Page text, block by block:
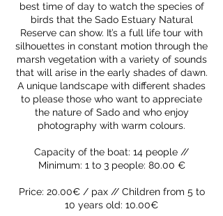
best time of day to watch the species of
birds that the Sado Estuary Natural
Reserve can show. It’s a full life tour with
silhouettes in constant motion through the
marsh vegetation with a variety of sounds
that will arise in the early shades of dawn.
A unique landscape with different shades
to please those who want to appreciate
the nature of Sado and who enjoy
photography with warm colours.
Capacity of the boat: 14 people //
Minimum: 1 to 3 people: 80.00 €
Price: 20.00€ / pax // Children from 5 to
10 years old: 10.00€